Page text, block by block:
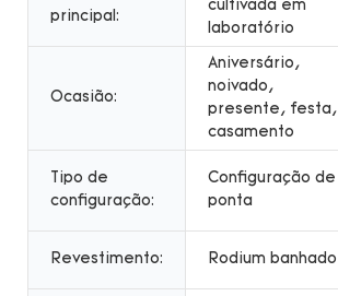
principal:
cultivada em
laboratório
Ocasião:
Aniversário,
noivado,
presente, festa,
casamento
Tipo de
configuração:
Configuração de
ponta
Revestimento: Rodium banhado